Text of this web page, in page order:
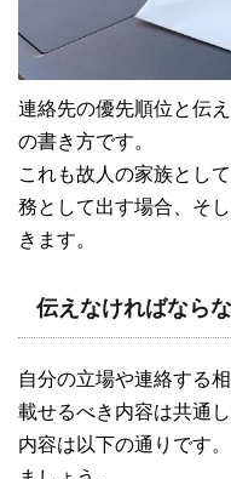
連絡先の優先順位と伝
の書き方です。
これも故人の家族とし
務として出す場合、そ
きます。
伝えなければなら
自分の立場や連絡する
載せるべき内容は共通し
内容は以下の通りです